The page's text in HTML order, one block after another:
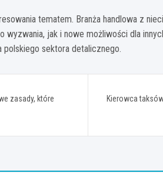
tematem. Branża handlowa z
wyzwania, jak i nowe możliwości dla
polskiego sektora detalicznego.
zasady, które
Kierowca